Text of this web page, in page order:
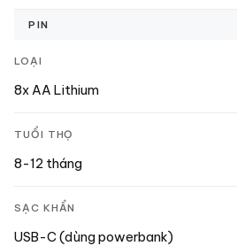
PIN
LOẠI
8x AA Lithium
TUỔI THỌ
8-12 tháng
SẠC KHẨN
USB-C (dùng powerbank)